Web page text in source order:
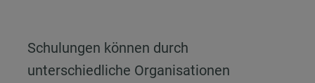
Schulungen können durch
unterschiedliche Organisationen